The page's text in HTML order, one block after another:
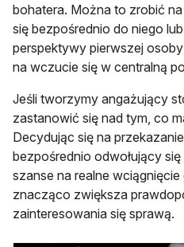
bohatera. Można to zrobić
się bezpośrednio do niego
perspektywy pierwszej
na wczucie się w centralną
Jeśli tworzymy angażujący
zastanowić się nad tym, co
Decydując się na
bezpośrednio odwołujący
szanse na realne
znacząco zwiększa
zainteresowania się sprawą.